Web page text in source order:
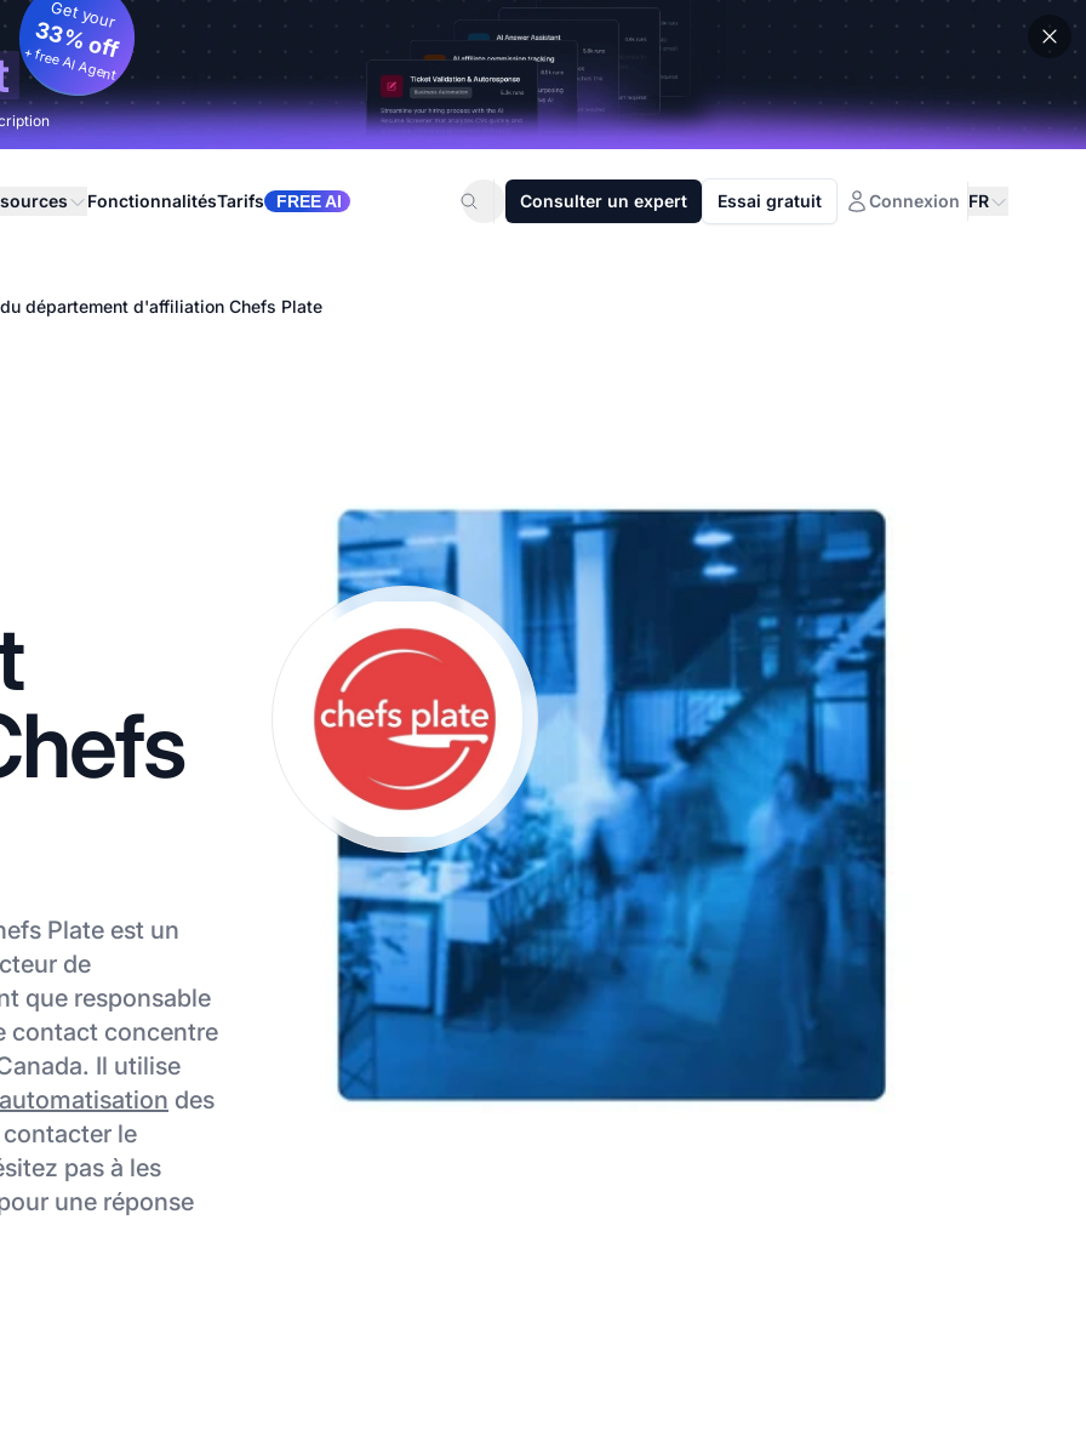
Get your
33% off
+ free AI Agent
FonctionnalitésTarifs FREE AI Consulter un expert Essai gratuit Connexion FR
département d'affiliation Chefs Plate
Plate est un
de
que responsable
contact concentre
Il utilise
automatisation des
le
pas à les
une réponse